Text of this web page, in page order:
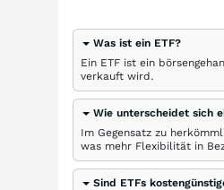
Was ist ein ETF?
Ein ETF ist ein
verkauft wird.
Wie unterscheidet sich
Im Gegensatz zu
was mehr Flexibilität in
Sind ETFs